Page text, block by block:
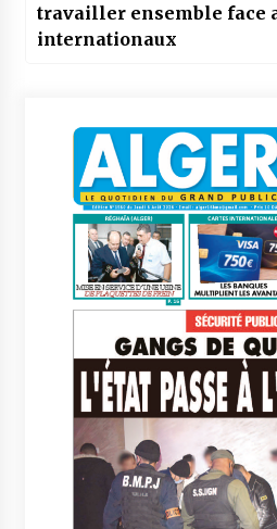
travailler ensemble face
internationaux